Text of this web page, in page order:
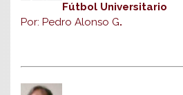
Fútbol Universitario
Por: Pedro Alonso G.